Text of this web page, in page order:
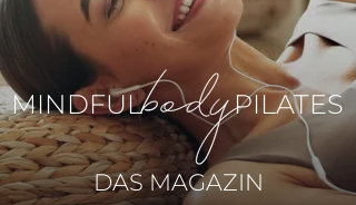
MINDFUL PILATES
DAS MAGAZIN